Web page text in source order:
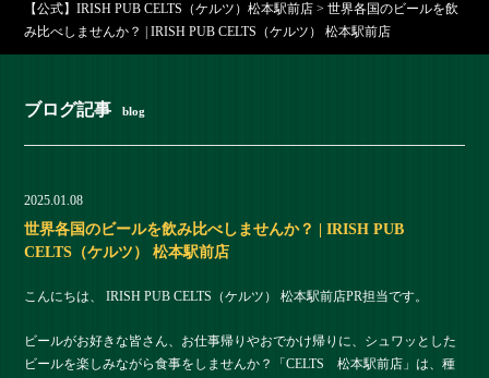
【公式】IRISH PUB CELTS（ケルツ）松本駅前店 >世界各国のビールを飲
み比べしませんか？ | IRISH PUB CELTS（ケルツ） 松本駅前店
ブログ記事 blog
2025.01.08
世界各国のビールを飲み比べしませんか？ | IRISH PUB
CELTS（ケルツ） 松本駅前店
こんにちは、 IRISH PUB CELTS（ケルツ） 松本駅前店PR担当です。
ビールがお好きな皆さん、お仕事帰りやおでかけ帰りに、シュワッとした
ビールを楽しみながら食事をしませんか？「CELTS 松本駅前店」は、種